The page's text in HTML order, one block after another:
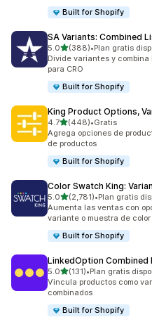
Built for Shopify
SA Variants: Combined
5.0de 5 estrellas
(388)
388 reseñas en total
•Plan gratis
Divide variantes y
para CRO
Built for Shopify
King Product Options,
4.7de 5 estrellas
(448)
448 reseñas en total
•Gratis
Agrega opciones de
de productos
Built for Shopify
Color Swatch King:
5.0de 5 estrellas
(2,781)
2781 reseñas en total
•Plan gratis
Aumenta las ventas con
variante o muestra de color
Built for Shopify
LinkedOption Combined
5.0de 5 estrellas
(131)
131 reseñas en total
•Plan gratis
Vincula productos como
combinados
Built for Shopify